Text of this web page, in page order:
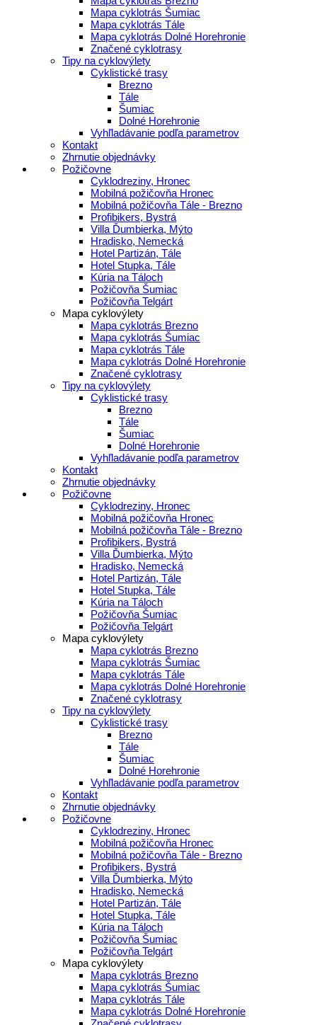
Mapa cyklotrás Šumiac
Mapa cyklotrás Tále
Mapa cyklotrás Dolné Horehronie
Značené cyklotrasy
Tipy na cyklovýlety
Cyklistické trasy
Brezno
Tále
Šumiac
Dolné Horehronie
Vyhľladávanie podľa parametrov
Kontakt
Zhrnutie objednávky
Požičovne
Cyklodreziny, Hronec
Mobilná požičovňa Hronec
Mobilná požičovňa Tále - Brezno
Profibikers, Bystrá
Villa Ďumbierka, Mýto
Hradisko, Nemecká
Hotel Partizán, Tále
Hotel Stupka, Tále
Kúria na Táloch
Požičovňa Šumiac
Požičovňa Telgárt
Mapa cyklovýlety
Mapa cyklotrás Brezno
Mapa cyklotrás Šumiac
Mapa cyklotrás Tále
Mapa cyklotrás Dolné Horehronie
Značené cyklotrasy
Tipy na cyklovýlety
Cyklistické trasy
Brezno
Tále
Šumiac
Dolné Horehronie
Vyhľladávanie podľa parametrov
Kontakt
Zhrnutie objednávky
Požičovne
Cyklodreziny, Hronec
Mobilná požičovňa Hronec
Mobilná požičovňa Tále - Brezno
Profibikers, Bystrá
Villa Ďumbierka, Mýto
Hradisko, Nemecká
Hotel Partizán, Tále
Hotel Stupka, Tále
Kúria na Táloch
Požičovňa Šumiac
Požičovňa Telgárt
Mapa cyklovýlety
Mapa cyklotrás Brezno
Mapa cyklotrás Šumiac
Mapa cyklotrás Tále
Mapa cyklotrás Dolné Horehronie
Značené cyklotrasy
Tipy na cyklovýlety
Cyklistické trasy
Brezno
Tále
Šumiac
Dolné Horehronie
Vyhľladávanie podľa parametrov
Kontakt
Zhrnutie objednávky
Požičovne
Cyklodreziny, Hronec
Mobilná požičovňa Hronec
Mobilná požičovňa Tále - Brezno
Profibikers, Bystrá
Villa Ďumbierka, Mýto
Hradisko, Nemecká
Hotel Partizán, Tále
Hotel Stupka, Tále
Kúria na Táloch
Požičovňa Šumiac
Požičovňa Telgárt
Mapa cyklovýlety
Mapa cyklotrás Brezno
Mapa cyklotrás Šumiac
Mapa cyklotrás Tále
Mapa cyklotrás Dolné Horehronie